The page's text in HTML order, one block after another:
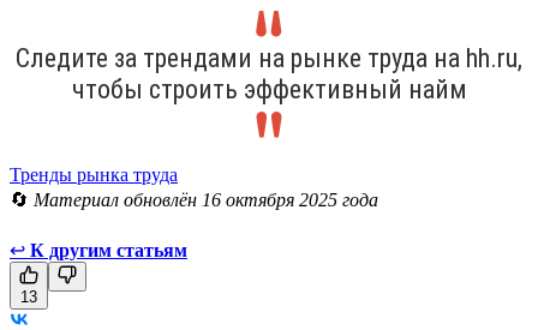
Следите за трендами на рынке труда на hh.ru,
чтобы строить эффективный найм
Тренды рынка труда
🔄 Материал обновлён 16 октября 2025 года
↩ К другим статьям
13